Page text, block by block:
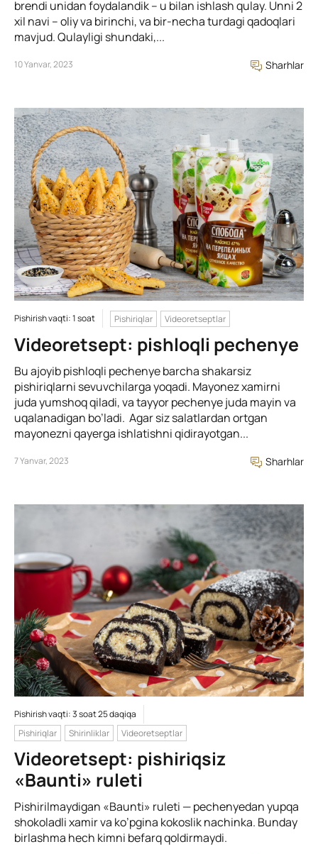
brendi unidan foydalandik – u bilan ishlash qulay. Unni 2
xil navi – oliy va birinchi, va bir-necha turdagi qadoqlari
mavjud. Qulayligi shundaki,...
10 Yanvar, 2023 Sharhlar
Pishirish vaqti: 1 soat Pishiriqlar Videoretseptlar
Videoretsept: pishloqli pechenye
Bu ajoyib pishloqli pechenye barcha shakarsiz
pishiriqlarni sevuvchilarga yoqadi. Mayonez xamirni
juda yumshoq qiladi, va tayyor pechenye juda mayin va
uqalanadigan bo’ladi. Agar siz salatlardan ortgan
mayonezni qayerga ishlatishni qidirayotgan...
7 Yanvar, 2023 Sharhlar
Pishirish vaqti: 3 soat 25 daqiqa
Pishiriqlar
Shirinliklar Videoretseptlar
Videoretsept: pishiriqsiz
«Baunti» ruleti
Pishirilmaydigan «Baunti» ruleti — pechenyedan yupqa
shokoladli xamir va ko’pgina kokoslik nachinka. Bunday
birlashma hech kimni befarq qoldirmaydi.